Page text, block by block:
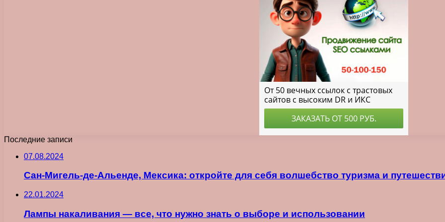
Последние записи
07.08.2024
Сан-Мигель-де-Альенде, Мексика: откройте для себя волшебство туризма и
22.01.2024
Лампы накаливания — все, что нужно знать о выборе и использовании